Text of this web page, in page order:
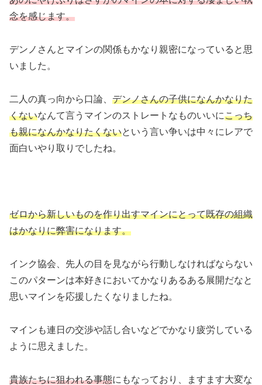
念を感じます。
デンノさんとマインの関係もかなり親密になっていると思
いました。
二人の真っ向から口論、 デンノさんの子供になんかなりた
くないなんて言うマインのストレートなものいいにこっち
も親になんかなりたくないという言い争いは中々にレアで
面白いやり取りでしたね。
ゼロから新しいものを作り出すマインにとって既存の組織
はかなりに弊害になります。
インク協会、先人の目を見ながら行動しなければならない
このパターンは本好きにおいてかなりあるある展開だなと
思いマインを応援したくなりましたね。
マインも連日の交渉や話し合いなどでかなり疲労している
ように思えました。
貴族たちに狙われる事態にもなっており、ますます大変な